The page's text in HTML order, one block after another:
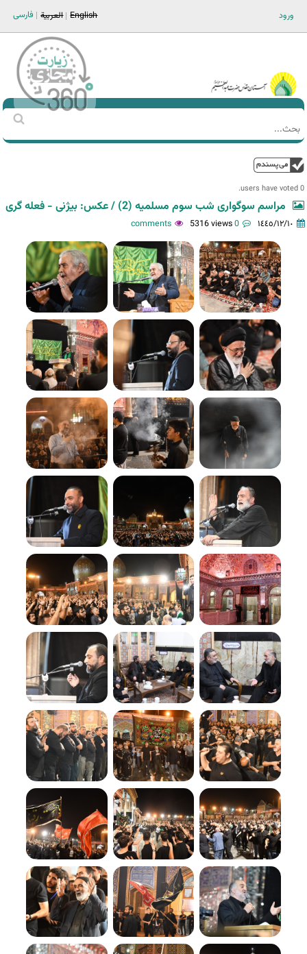
ورود فارسی العربية English
Main men-AR
استمارة
‏
0 users have voted.
مراسم سوگواری شب سوم مسلمیه (2) / عکس: بیژنی - فعله گری
١٤٤٥/١٢/١٠ 0 comments
5316 views